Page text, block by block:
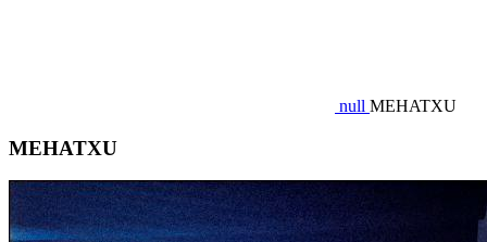
null MEHATXU
MEHATXU